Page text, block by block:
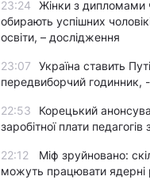
23:24
Жінки з дипломами
обирають успішних
освіти, – дослідження
23:07
Україна ставить
передвиборчий годинник,
22:53
Корецький
заробітної плати
22:12
Міф зруйновано:
можуть працювати ядерні